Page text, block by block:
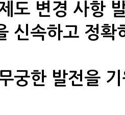
도변경사항
신속하고정확
궁한발전을기